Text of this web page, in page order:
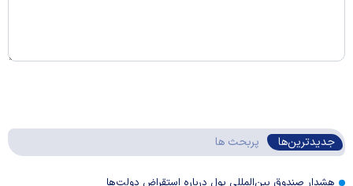
جدیدترین‌ها پربحث ها
هشدار صندوق بین‌المللی پول درباره استقراض دولت‌ها